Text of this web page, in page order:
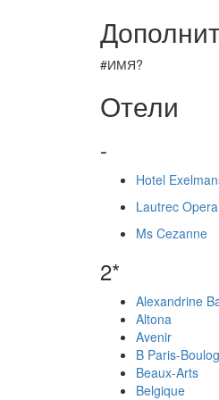
#ИМЯ?
Отели
-
Hotel
Lautrec Opera
Ms Cezanne
2*
Alexandrine
Altona
Avenir
B Paris-
Beaux-Arts
Belgique